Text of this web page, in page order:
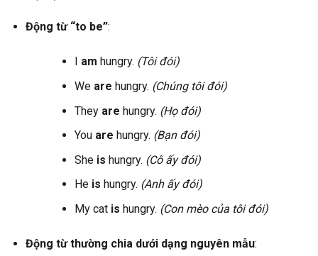
Động từ “to be”:
am hungry. (Tôi đói)
We are hungry. (Chúng tôi đói)
They are hungry. (Họ đói)
You are hungry. (Bạn đói)
She is hungry. (Cô ấy đói)
He is hungry. (Anh ấy đói)
My cat is hungry. (Con mèo của tôi đói)
Động từ thường chia dưới dạng nguyên mẫu: